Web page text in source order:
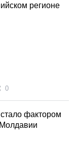
регионе
0
фактором